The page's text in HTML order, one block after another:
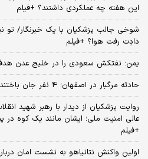
این هفته چه عملکردی داشتند؟ +فیلم
شوخی جالب پزشکیان با یک خبرنگار/ تو
دادِت رفت هوا؟ +فیلم
یمن: نفتکش سعودی را در خلیج عدن هدف
حادثه مرگبار در اصفهان؛ 4 نفر جان باختند
روایت پزشکیان از دیدار با رهبر شهید
عالی امنیت ملی؛ ایشان مانند یک کوه در
+فیلم
اولین واکنش نتانیاهو به نشست امان